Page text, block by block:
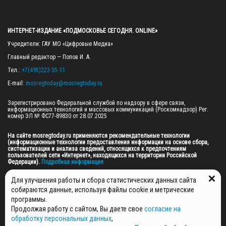
ИНТЕРНЕТ-ИЗДАНИЕ «ПОДМОСКОВЬЕ СЕГОДНЯ. ONLINE»
Учредители: ГАУ МО «Цифровые Медиа»
Главный редактор — Попов И. А.
Тел.: +7(495)223-35-11
E-mail: mosregtoday@mosregtoday.ru
Зарегистрировано Федеральной службой по надзору в сфере связи,
информационных технологий и массовых коммуникаций (Роскомнадзор) Рег.
номер ЭЛ № ФС77-89830 от 28.07.2025
На сайте mosregtoday.ru применяются рекомендательные технологии
(информационные технологии предоставления информации на основе сбора,
систематизации и анализа сведений, относящихся к предпочтениям
пользователей сети «Интернет», находящихся на территории Российской
Федерации). Подробная информация
© 2026 ПРАВА НА ВСЕ МАТЕРИАЛЫ САЙТА ПРИНАДЛЕЖАТ ГАУ МО "ЦИФРОВЫЕ
МЕДИА" (ОГРН: 1255000059467).
ПОЛИТИКА ОБРАБОТКИ И ЗАЩИТЫ ПЕРСОНАЛЬНЫХ ДАННЫХ
Для улучшения работы и сбора статистических данных сайта
собираются данные, используя файлы cookie и метрические
программы.
Продолжая работу с сайтом, Вы даете свое согласие на
обработку персональных данных,